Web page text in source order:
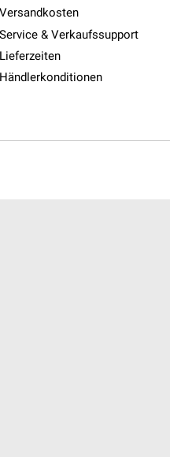
Versandkosten
Service & Verkaufssupport
Lieferzeiten
Händlerkonditionen